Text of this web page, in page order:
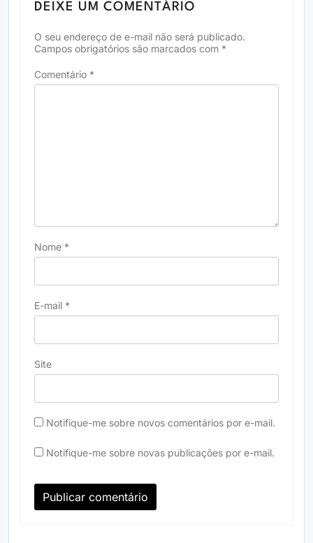
DEIXE UM COMENTÁRIO
O seu endereço de e-mail não será publicado.
Campos obrigatórios são marcados com *
Comentário *
Nome *
E-mail *
Site
Notifique-me sobre novos comentários por e-mail.
Notifique-me sobre novas publicações por e-mail.